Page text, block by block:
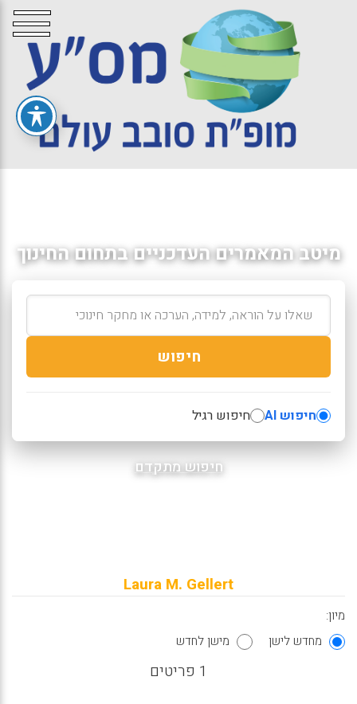
מיטב המאמרים העדכניים בתחום החינוך
חיפוש
חיפוש AI חיפוש רגיל
חיפוש מתקדם
Laura M. Gellert
מיון:
מחדש לישן
מישן לחדש
1 פריטים